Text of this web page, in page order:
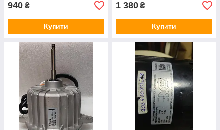
940 ₴
Купити
1 380 ₴
Купити